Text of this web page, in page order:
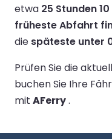
etwa 25 Stunden
früheste Abfahrt
die späteste unter
Prüfen Sie die
buchen Sie Ihre
mit AFerry.